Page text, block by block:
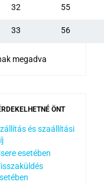
32 55
33 56
megadva
ÖNT
és szaállítási
esetében